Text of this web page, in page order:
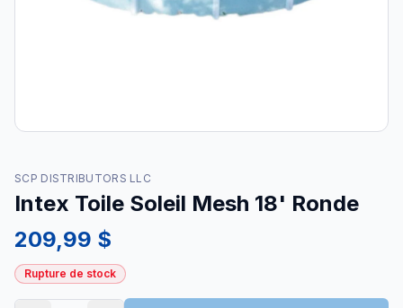
SCP DISTRIBUTORS LLC
Intex Toile Soleil Mesh 18' Ronde
209,99 $
Rupture de stock